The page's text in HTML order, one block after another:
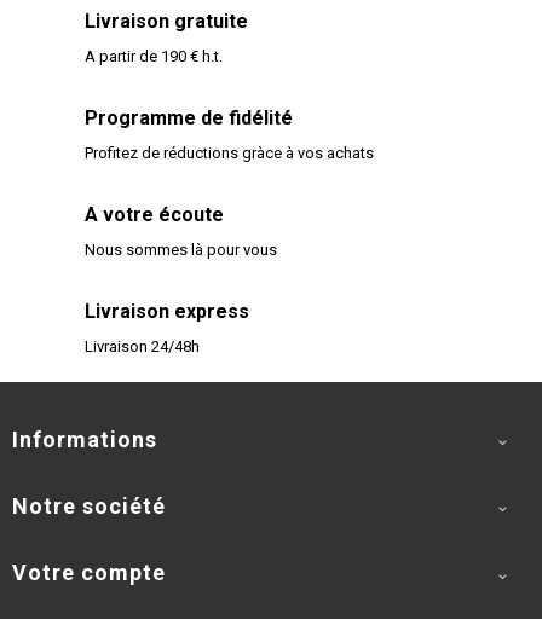
Livraison gratuite
A partir de 190 € h.t.
Programme de fidélité
Profitez de réductions gràce à vos achats
A votre écoute
Nous sommes là pour vous
Livraison express
Livraison 24/48h
Informations 
Notre société 
Votre compte 